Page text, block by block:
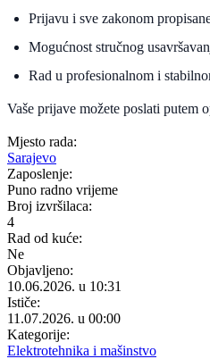
Prijavu i sve zakonom
Mogućnost stručnog
Rad u profesionalnom i
Vaše prijave možete poslati putem
Mjesto rada:
Sarajevo
Zaposlenje:
Puno radno vrijeme
Broj izvršilaca:
4
Rad od kuće:
Ne
Objavljeno:
10.06.2026. u 10:31
Ističe:
11.07.2026. u 00:00
Kategorije:
Elektrotehnika i mašinstvo